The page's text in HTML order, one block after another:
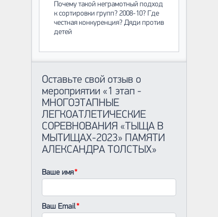
Почему такой неграмотный подход
к сортировки групп? 2008-10? Где
честная конкуренция? Дяди против
детей
Оставьте свой отзыв о
мероприятии «1 этап -
МНОГОЭТАПНЫЕ
ЛЕГКОАТЛЕТИЧЕСКИЕ
СОРЕВНОВАНИЯ «ТЫЩА В
МЫТИЩАХ-2023» ПАМЯТИ
АЛЕКСАНДРА ТОЛСТЫХ»
Ваше имя
Ваш Email